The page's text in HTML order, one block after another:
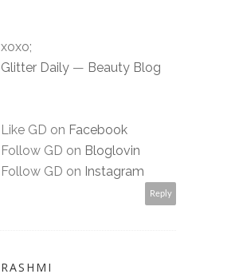
xoxo;
Glitter Daily — Beauty Blog
Like GD on Facebook
Follow GD on Bloglovin
Follow GD on Instagram
Reply
RASHMI